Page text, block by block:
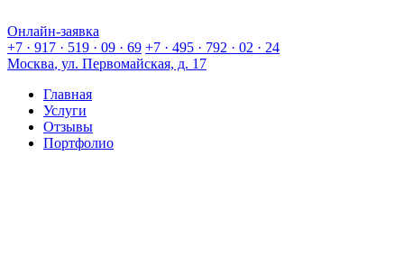
Онлайн-заявка
+7 · 917 · 519 · 09 · 69 +7 · 495 · 792 · 02 · 24
Москва, ул. Первомайская, д. 17
Главная
Услуги
Отзывы
Портфолио